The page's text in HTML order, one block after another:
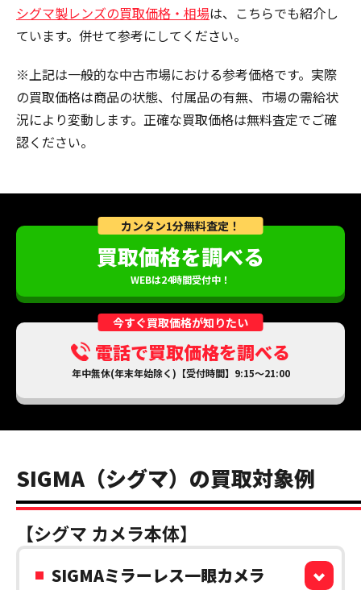
シグマ製レンズの買取価格・相場は、こちらでも紹介し
ています。併せて参考にしてください。
※上記は一般的な中古市場における参考価格です。実際
の買取価格は商品の状態、付属品の有無、市場の需給状
況により変動します。正確な買取価格は無料査定でご確
認ください。
カンタン1分無料査定！
買取価格を調べる
WEBは24時間受付中！
今すぐ買取価格が知りたい
電話で買取価格を調べる
年中無休(年末年始除く)【受付時間】9:15～21:00
SIGMA（シグマ）の買取対象例
【シグマ カメラ本体】
SIGMAミラーレス一眼カメラ